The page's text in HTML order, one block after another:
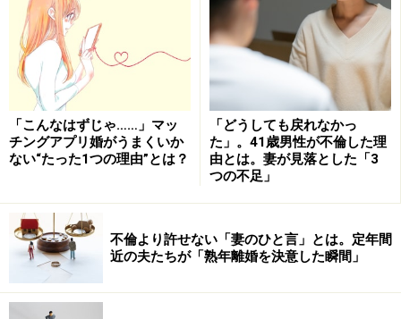
さに夫が気づかない闇の部位です。
妻の浮気を見破るテク2：洗面所やドレッサ
ーもチェック
その肌、誰かほかの男が触れているの？
誰かに至近距離で見られる、もしくは触れられる機会が
できるようになると、女性が急にお手入れに力を入れる
パーツの2つ目が肌です。好きな人ができると、肌の状
態は明らかに変わります。
「こんなはずじゃ……」マッ
チングアプリ婚がうまくいか
ない“たった1つの理由”とは？
「どうしても戻れなかっ
た」。41歳男性が不倫した理
由とは。妻が見落とした「3
つの不足」
不倫より許せない「妻のひと言」とは。定年間
近の夫たちが「熟年離婚を決意した瞬間」